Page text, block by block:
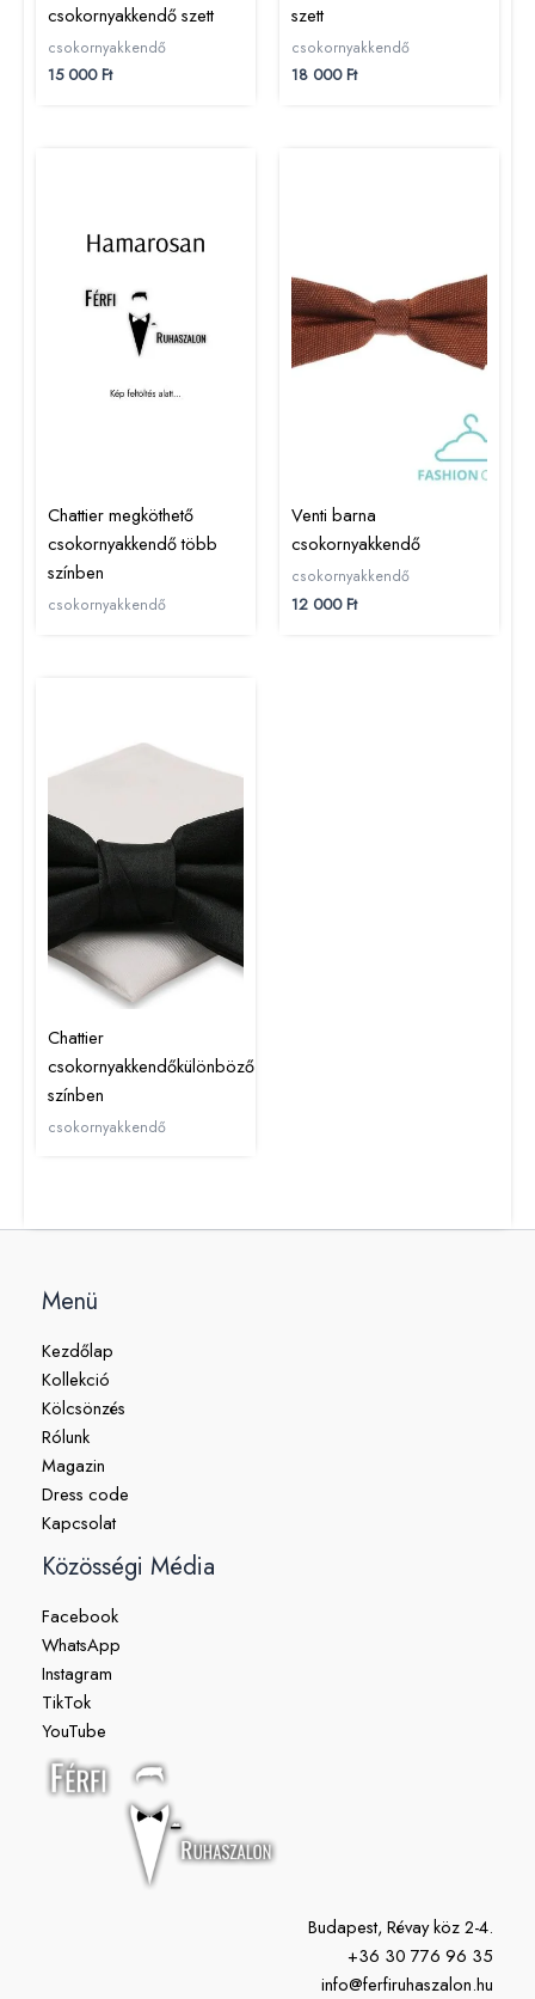
csokornyakkendő szett
csokornyakkendő
15 000Ft
szett
csokornyakkendő
18 000Ft
Chattier megköthető
csokornyakkendő több
színben
csokornyakkendő
Venti barna
csokornyakkendő
csokornyakkendő
12 000Ft
Chattier
csokornyakkendőkülönböző
színben
csokornyakkendő
Menü
Kezdőlap
Kollekció
Kölcsönzés
Rólunk
Magazin
Dress code
Kapcsolat
Közösségi Média
Facebook
WhatsApp
Instagram
TikTok
YouTube
Budapest, Révay köz 2-4.
+36 30 776 96 35
info@ferfiruhaszalon.hu